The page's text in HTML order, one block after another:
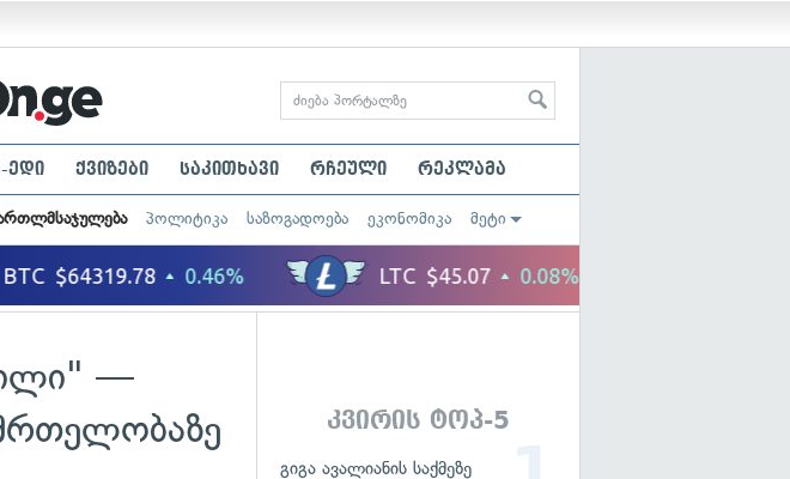
ედი ქვიზები საკითხავი რჩეული რეკლამა
პოლიტიკა საზოგადოება ეკონომიკა მეტი
—
კვირის ტოპ-5
გიგა ავალიანის საქმეზე